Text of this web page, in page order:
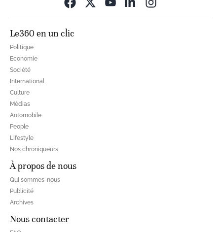
Le360 en un clic
Politique
Economie
Société
International
Culture
Médias
Automobile
People
Lifestyle
Nos chroniqueurs
À propos de nous
Qui sommes-nous
Publicité
Archives
Nous contacter